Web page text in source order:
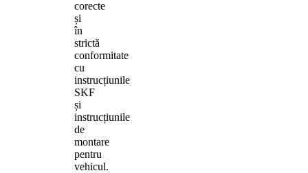
corecte
și
în
strictă
conformitate
cu
instrucțiunile
SKF
și
instrucțiunile
de
montare
pentru
vehicul.